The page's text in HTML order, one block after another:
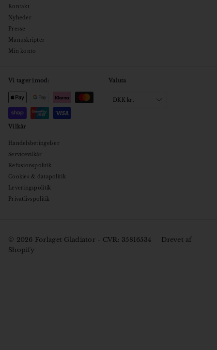
Kontakt
Nyheder
Presse
Manuskripter
Min konto
Vi tager imod: Valuta
DKK kr.
Vilkår
Handelsbetingelser
Servicevilkår
Refusionspolitik
Cookies & datapolitik
Leveringspolitik
Privatlivspolitik
© 2026 Forlaget Gladiator - CVR: 35816534
Drevet af
Shopify